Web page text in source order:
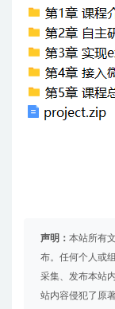
声明： 本站所有
布。任何个人或
采集、发布本站
站内容侵犯了原